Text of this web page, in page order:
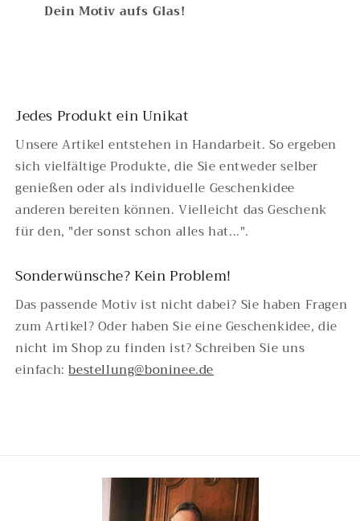
Dein Motiv aufs Glas!
Jedes Produkt ein Unikat
​Unsere Artikel entstehen in Handarbeit. So ergeben
sich vielfältige Produkte, die Sie entweder selber
genießen oder​ als individuelle Geschenkidee
anderen bereiten können. Vielleicht das Geschenk
für den, "der sonst schon alles hat...".
Sonderwünsche? Kein Problem!
Das passende Motiv ist nicht dabei? Sie haben Fragen
zum Artikel? Oder haben Sie eine Geschenkidee, die
nicht im Shop zu finden ist? Schreiben Sie uns
einfach:bestellung@boninee.de